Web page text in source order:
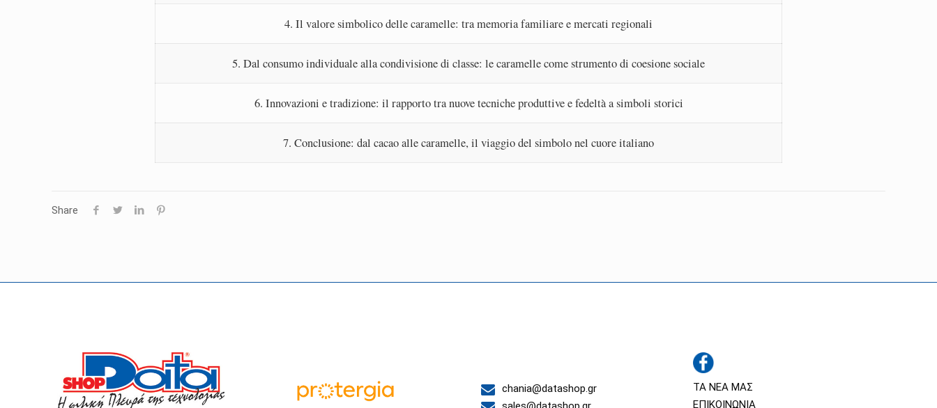
4. Il valore simbolico delle caramelle: tra memoria familiare e mercati regionali
5. Dal consumo individuale alla condivisione di classe: le caramelle come strumento di coesione sociale
6. Innovazioni e tradizione: il rapporto tra nuove tecniche produttive e fedeltà a simboli storici
7. Conclusione: dal cacao alle caramelle, il viaggio del simbolo nel cuore italiano
Share
chania@datashop.gr
ΤΑ ΝΕΑ ΜΑΣ
ΕΠΙΚΟΙΝΩΝΙΑ